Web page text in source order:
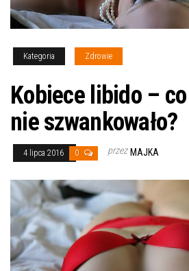
Kategoria Zdrowie
Kobiece libido –
nie szwankowało?
4 lipca 2016 0 przez MAJKA